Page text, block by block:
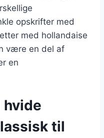
opskrifter med
med hollandaise
være en del af
en
til